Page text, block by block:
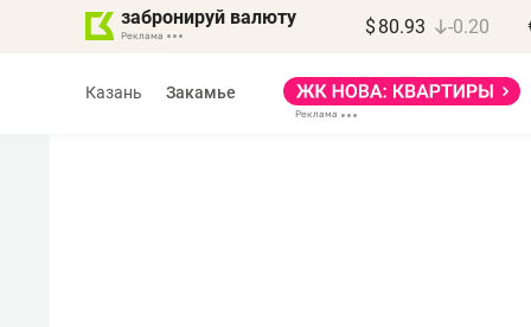
забронируй валюту $ 80.93 -0.20
Казань Закамье